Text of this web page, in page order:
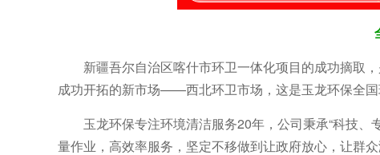
新疆吾尔自治区喀什市环卫一体化项目的成功摘
成功开拓的新市场——西北环卫市场，这是玉龙环保全国
玉龙环保专注环境清洁服务20年，公司秉承“科技
量作业，高效率服务，坚定不移做到让政府放心，让群